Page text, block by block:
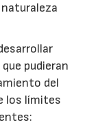
pudieran
del
los límites